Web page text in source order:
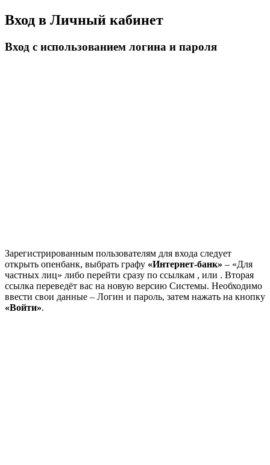
Вход в Личный кабинет
Вход с использованием логина и пароля
Зарегистрированным пользователям для входа следует
открыть опенбанк, выбрать графу «Интернет-банк» – «Для
частных лиц» либо перейти сразу по ссылкам , или . Вторая
ссылка переведёт вас на новую версию Системы. Необходимо
ввести свои данные – Логин и пароль, затем нажать на кнопку
«Войти».